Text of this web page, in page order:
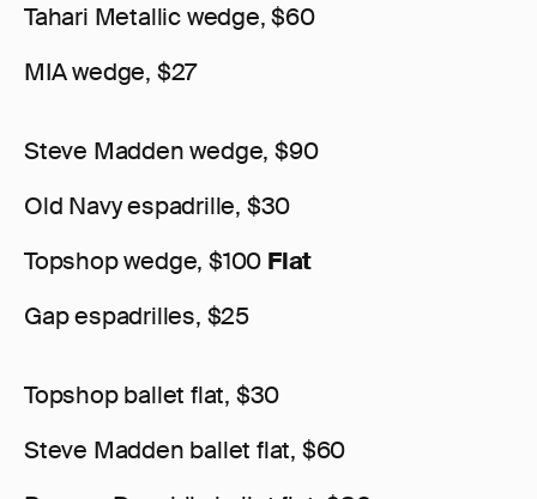
Tahari Metallic wedge, $60
MIA wedge, $27
Steve Madden wedge, $90
Old Navy espadrille, $30
Topshop wedge, $100 Flat
Gap espadrilles, $25
Topshop ballet flat, $30
Steve Madden ballet flat, $60